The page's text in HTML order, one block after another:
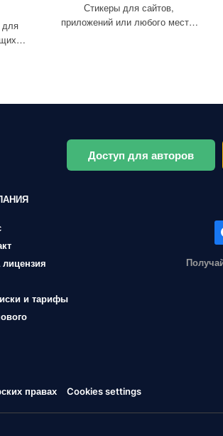
Стикеры для сайтов,
приложений или любого места,
Доступ для авторов
и тарифы
правах Cookies settings